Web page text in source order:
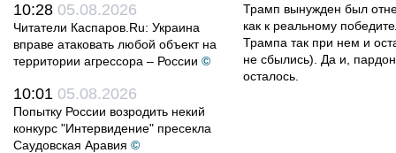
10:28 05.08.2026
Читатели Каспаров.Ru: Украина
вправе атаковать любой объект на
территории агрессора – России ©
10:01 05.08.2026
Попытку России возродить некий
конкурс "Интервидение" пресекла
Саудовская Аравия ©
Трамп вынужден был
как к реальному
Трампа так при нем и
не сбылись). Да и,
осталось.